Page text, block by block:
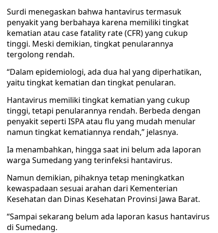
Surdi menegaskan bahwa hantavirus termasuk
penyakit yang berbahaya karena memiliki tingkat
kematian atau case fatality rate (CFR) yang cukup
tinggi. Meski demikian, tingkat penularannya
tergolong rendah.
“Dalam epidemiologi, ada dua hal yang diperhatikan,
yaitu tingkat kematian dan tingkat penularan.
Hantavirus memiliki tingkat kematian yang cukup
tinggi, tetapi penularannya rendah. Berbeda dengan
penyakit seperti ISPA atau flu yang mudah menular
namun tingkat kematiannya rendah,” jelasnya.
Ia menambahkan, hingga saat ini belum ada laporan
warga Sumedang yang terinfeksi hantavirus.
Namun demikian, pihaknya tetap meningkatkan
kewaspadaan sesuai arahan dari Kementerian
Kesehatan dan Dinas Kesehatan Provinsi Jawa Barat.
“Sampai sekarang belum ada laporan kasus hantavirus
di Sumedang.